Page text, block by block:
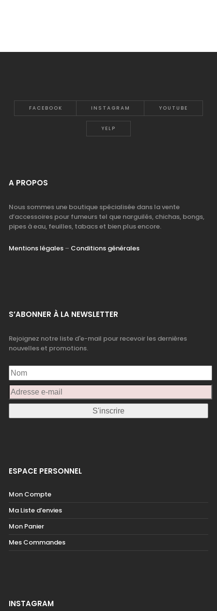
FACEBOOK INSTAGRAM YOUTUBE
YELP
A PROPOS
Nous sommes une boutique spécialisée dans la vente
d’accessoires pour fumeurs tel que narguilés, chichas, bongs,
pipes à eau, feuilles, tabacs et bien plus encore.
Mentions légales– Conditions générales
S’ABONNER À LA NEWSLETTER
Rejoignez notre liste d'e-mail pour recevoir les dernières
nouvelles et promotions.
ESPACE PERSONNEL
Mon Compte
Ma Liste d’envies
Mon Panier
Mes Commandes
INSTAGRAM